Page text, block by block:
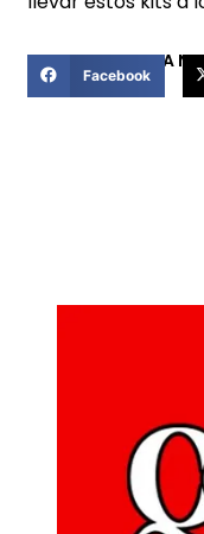
COMPARTIR ESTA
Facebook